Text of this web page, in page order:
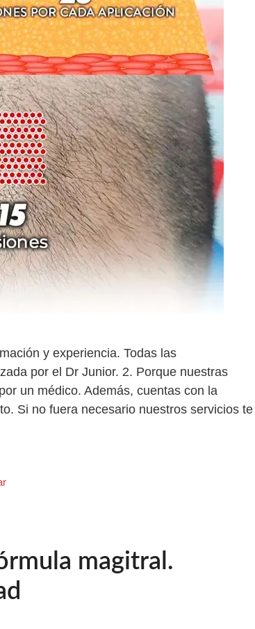
y experiencia. Todas las
por el Dr Junior. 2. Porque nuestras
un médico. Además, cuentas con la
Si no fuera necesario nuestros servicios te
magitral.